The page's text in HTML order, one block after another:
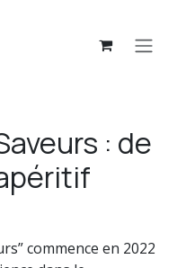
: de
commence en 2022